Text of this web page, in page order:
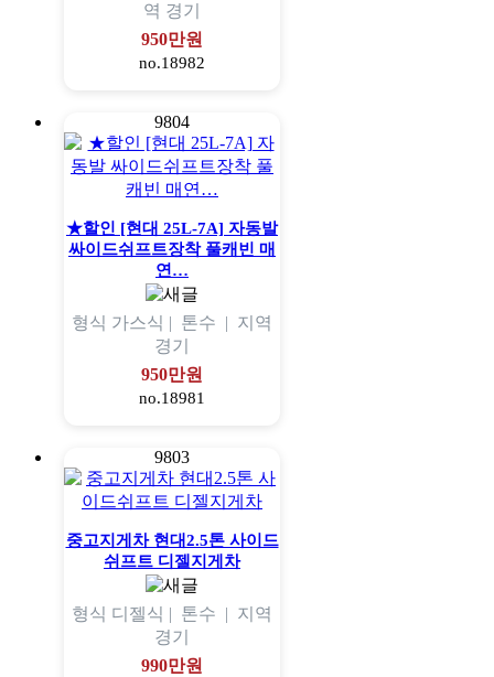
역 경기
950만원
no.18982
9804
★할인 [현대 25L-7A] 자동발
싸이드쉬프트장착 풀캐빈 매
연…
형식 가스식 | 톤수 | 지역
경기
950만원
no.18981
9803
중고지게차 현대2.5톤 사이드
쉬프트 디젤지게차
형식 디젤식 | 톤수 | 지역
경기
990만원